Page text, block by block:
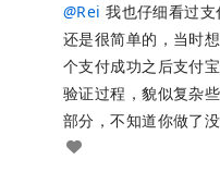
@Rei 我也仔细看过
还是很简单的，当时
个支付成功之后支付
验证过程，貌似复杂
部分，不知道你做了